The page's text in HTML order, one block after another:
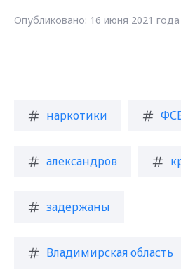
Опубликовано: 16 июня 2021 года
наркотики
александров
задержаны
Владимирская область